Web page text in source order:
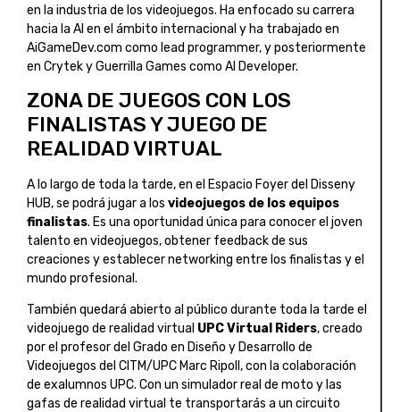
en la industria de los videojuegos. Ha enfocado su carrera
hacia la AI en el ámbito internacional y ha trabajado en
AiGameDev.com como lead programmer, y posteriormente
en Crytek y Guerrilla Games como AI Developer.
ZONA DE JUEGOS CON LOS
FINALISTAS Y JUEGO DE
REALIDAD VIRTUAL
A lo largo de toda la tarde, en el Espacio Foyer del Disseny
HUB, se podrá jugar a los videojuegos de los equipos
finalistas. Es una oportunidad única para conocer el joven
talento en videojuegos, obtener feedback de sus
creaciones y establecer networking entre los finalistas y el
mundo profesional.
También quedará abierto al público durante toda la tarde el
videojuego de realidad virtual UPC Virtual Riders, creado
por el profesor del Grado en Diseño y Desarrollo de
Videojuegos del CITM/UPC Marc Ripoll, con la colaboración
de exalumnos UPC. Con un simulador real de moto y las
gafas de realidad virtual te transportarás a un circuito